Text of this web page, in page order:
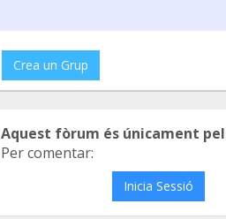
Crea un Grup
Aquest fòrum és únicament
Per comentar:
Inicia Sessió